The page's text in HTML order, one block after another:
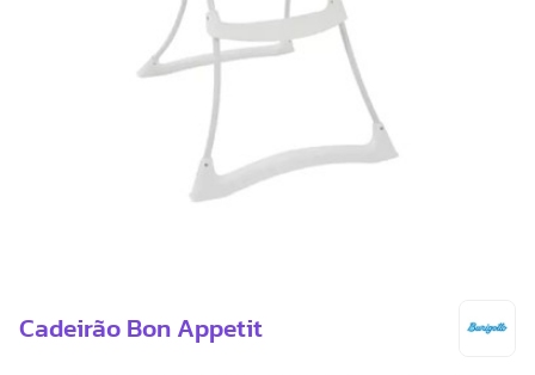
Cadeirão Bon Appetit